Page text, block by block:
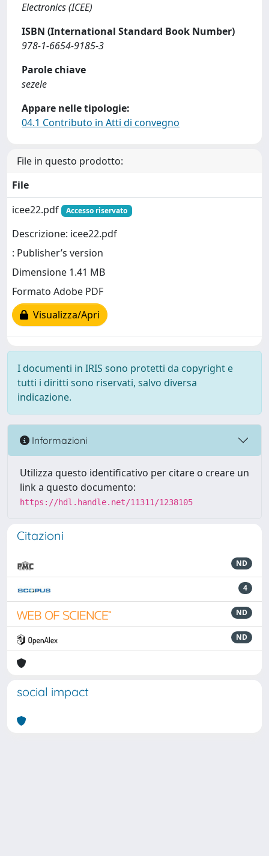
Electronics (ICEE)
ISBN (International Standard Book Number)
978-1-6654-9185-3
Parole chiave
sezele
Appare nelle tipologie:
04.1 Contributo in Atti di convegno
File in questo prodotto:
File
icee22.pdf
Accesso riservato
Descrizione: icee22.pdf
: Publisher’s version
Dimensione 1.41 MB
Formato Adobe PDF
Visualizza/Apri
I documenti in IRIS sono protetti da copyright e
tutti i diritti sono riservati, salvo diversa
indicazione.
Informazioni
Utilizza questo identificativo per citare o creare un
link a questo documento:
https://hdl.handle.net/11311/1238105
Citazioni
ND
4
ND
ND
social impact